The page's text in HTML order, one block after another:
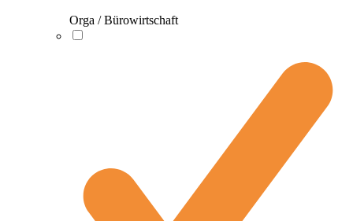
Orga / Bürowirtschaft